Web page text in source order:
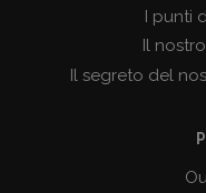
I punti
Il
Il segreto del